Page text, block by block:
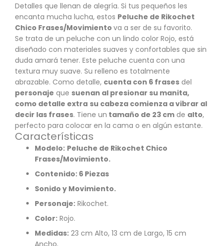
Detalles que llenan de alegría. Si tus pequeños les
encanta mucha lucha, estos Peluche de Rikochet
Chico Frases/Movimiento va a ser de su favorito.
Se trata de un peluche con un lindo color Rojo, está
diseñado con materiales suaves y confortables que sin
duda amará tener. Este peluche cuenta con una
textura muy suave. Su relleno es totalmente
abrazable. Como detalle, cuenta con 6 frases del
personaje que suenan al presionar su manita,
como detalle extra su cabeza comienza a vibrar al
decir las frases. Tiene un tamaño de 23 cm de alto,
perfecto para colocar en la cama o en algún estante.
Características
Modelo: Peluche de Rikochet Chico
Frases/Movimiento.
Contenido: 6 Piezas
Sonido y Movimiento.
Personaje: Rikochet.
Color: Rojo.
Medidas: 23 cm Alto, 13 cm de Largo, 15 cm
Ancho.